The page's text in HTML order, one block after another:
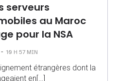
serveurs
au Maroc
pour la NSA
- 10 H 57 MIN
étrangères dont la
en[…]